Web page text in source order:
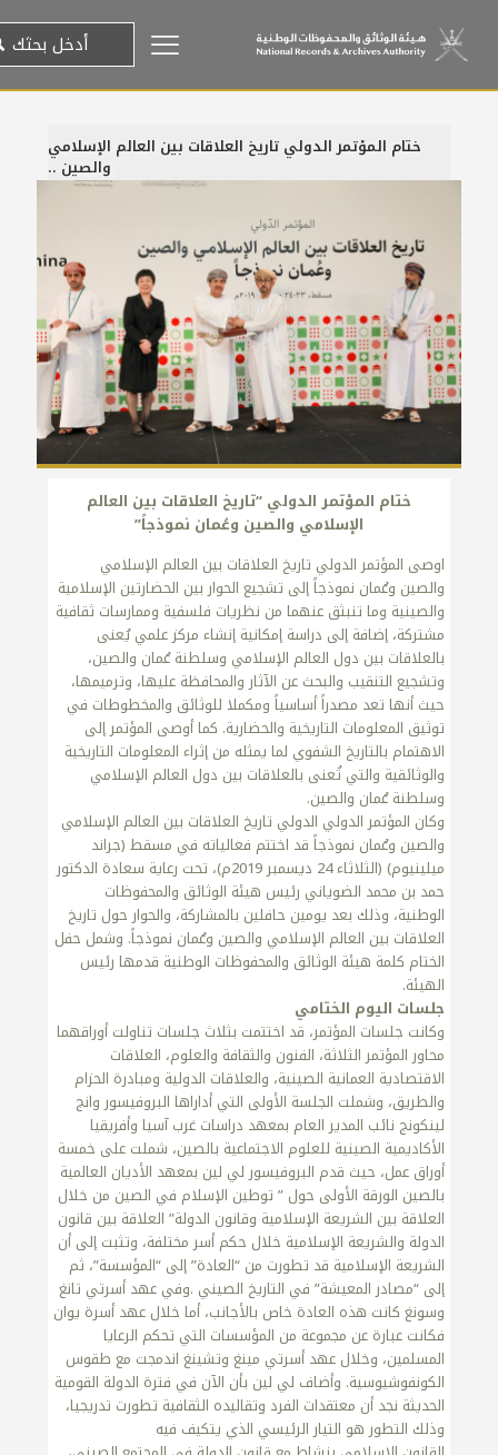
ختام المؤتمر الدولي تاريخ العلاقات بين العالم الإسلامي
والصين ..
24 ديسمبر، 2019
ختام المؤتمر الدولي “تاريخ العلاقات بين العالم
الإسلامي والصين وعُمان نموذجاً”
اوصى المؤتمر الدولي تاريخ العلاقات بين العالم الإسلامي
والصين وعُمان نموذجاً إلى تشجيع الحوار بين الحضارتين الإسلامية
والصينية وما تنبثق عنهما من نظريات فلسفية وممارسات ثقافية
مشتركة، إضافة إلى دراسة إمكانية إنشاء مركز علمي يُعنى
بالعلاقات بين دول العالم الإسلامي وسلطنة عُمان والصين،
وتشجيع التنقيب والبحث عن الآثار والمحافظة عليها، وترميمها،
حيث أنها تعد مصدراً أساسياً ومكملا للوثائق والمخطوطات في
توثيق المعلومات التاريخية والحضارية. كما أوصى المؤتمر إلى
الاهتمام بالتاريخ الشفوي لما يمثله من إثراء المعلومات التاريخية
والوثائقية والتي تُعنى بالعلاقات بين دول العالم الإسلامي
وسلطنة عُمان والصين.
وكان المؤتمر الدولي الدولي تاريخ العلاقات بين العالم الإسلامي
والصين وعُمان نموذجاً قد اختتم فعالياته في مسقط (جراند
ميلينيوم) (الثلاثاء 24 ديسمبر 2019م)، تحت رعاية سعادة الدكتور
حمد بن محمد الضوياني رئيس هيئة الوثائق والمحفوظات
الوطنية، وذلك بعد يومين حافلين بالمشاركة، والحوار حول تاريخ
العلاقات بين العالم الإسلامي والصين وعُمان نموذجاً. وشمل حفل
الختام كلمة هيئة الوثائق والمحفوظات الوطنية قدمها رئيس
الهيئة.
جلسات اليوم الختامي
وكانت جلسات المؤتمر، قد اختتمت بثلاث جلسات تناولت أوراقهما
محاور المؤتمر الثلاثة، الفنون والثقافة والعلوم، العلاقات
الاقتصادية العمانية الصينية، والعلاقات الدولية ومبادرة الحزام
والطريق، وشملت الجلسة الأولى التي أداراها البروفيسور وانج
لينكونج نائب المدير العام بمعهد دراسات غرب آسيا وأفريقيا
الأكاديمية الصينية للعلوم الاجتماعية بالصين، شملت على خمسة
أوراق عمل، حيث قدم البروفيسور لي لين بمعهد الأديان العالمية
بالصين الورقة الأولى حول ” توطين الإسلام في الصين من خلال
العلاقة بين الشريعة الإسلامية وقانون الدولة” العلاقة بين قانون
الدولة والشريعة الإسلامية خلال حكم أسر مختلفة، وتثبت إلى أن
الشريعة الإسلامية قد تطورت من “العادة” إلى “المؤسسة”، ثم
إلى “مصادر المعيشة” في التاريخ الصيني .وفي عهد أسرتي تانغ
وسونغ كانت هذه العادة خاص بالأجانب، أما خلال عهد أسرة يوان
فكانت عبارة عن مجموعة من المؤسسات التي تحكم الرعايا
المسلمين، وخلال عهد أسرتي مينغ وتشينغ اندمجت مع طقوس
الكونفوشيوسية. وأضاف لي لين بأن الآن في فترة الدولة القومية
الحديثة نجد أن معتقدات الفرد وتقاليده الثقافية تطورت تدريجيا،
وذلك التطور هو التيار الرئيسي الذي يتكيف فيه